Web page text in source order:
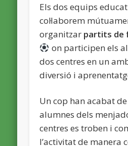
Els dos equips
col·laborem
organitzar partits de
on participen els
dos centres en un
diversió i
Un cop han acabat
alumnes dels
centres es troben i
l’activitat de manera